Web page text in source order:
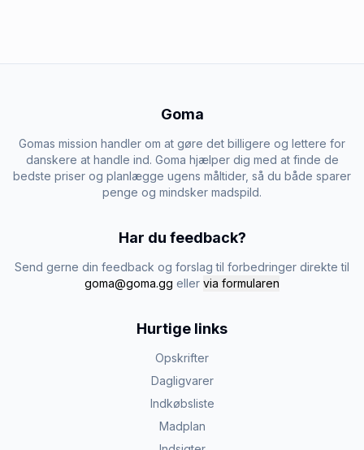
Goma
Gomas mission handler om at gøre det billigere og lettere for
danskere at handle ind. Goma hjælper dig med at finde de
bedste priser og planlægge ugens måltider, så du både sparer
penge og mindsker madspild.
Har du feedback?
Send gerne din feedback og forslag til forbedringer direkte til
goma@goma.gg eller via formularen
Hurtige links
Opskrifter
Dagligvarer
Indkøbsliste
Madplan